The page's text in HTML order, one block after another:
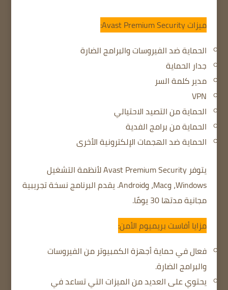
ميزات Avast Premium Security:
الحماية ضد الفيروسات والبرامج الضارة
جدار الحماية
مدير كلمة السر
VPN
الحماية من التصيد الاحتيالي
الحماية من برامج الفدية
الحماية ضد الهجمات الإلكترونية الأخرى
يتوفر Avast Premium Security لأنظمة التشغيل
Windows، وMac، وAndroid.
يقدم البرنامج نسخة تجريبية
مجانية مدتها 30 يومًا.
مزايا أفاست بريميوم الأمن:
فعال في حماية أجهزة الكمبيوتر من الفيروسات
والبرامج الضارة.
يحتوي على العديد من الميزات التي تساعد في